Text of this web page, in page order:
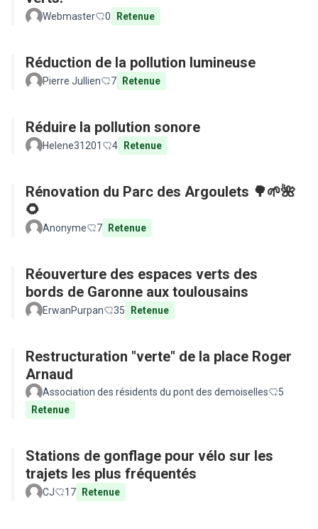
Webmaster 0 Retenue
Réduction de la pollution lumineuse
Pierre Jullien 7 Retenue
Réduire la pollution sonore
Helene31201 4 Retenue
Rénovation du Parc des Argoulets 🌳🌱🌺
🌻
Anonyme 7 Retenue
Réouverture des espaces verts des
bords de Garonne aux toulousains
ErwanPurpan 35 Retenue
Restructuration "verte" de la place Roger
Arnaud
Association des résidents du pont des demoiselles
5
Retenue
Stations de gonflage pour vélo sur les
trajets les plus fréquentés
CJ 17 Retenue